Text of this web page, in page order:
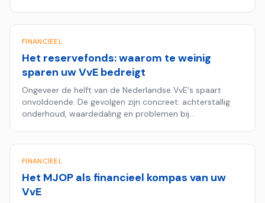
FINANCIEEL
Het reservefonds: waarom te weinig
sparen uw VvE bedreigt
Ongeveer de helft van de Nederlandse VvE's spaart
onvoldoende. De gevolgen zijn concreet: achterstallig
onderhoud, waardedaling en problemen bij
FINANCIEEL
Het MJOP als financieel kompas van uw
VvE